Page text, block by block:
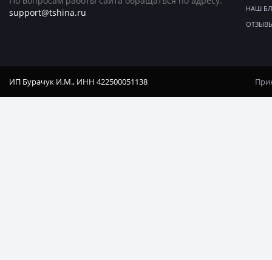
support@tshina.ru
НАШ
ИП Бурачук И.М., ИНН 422500051138